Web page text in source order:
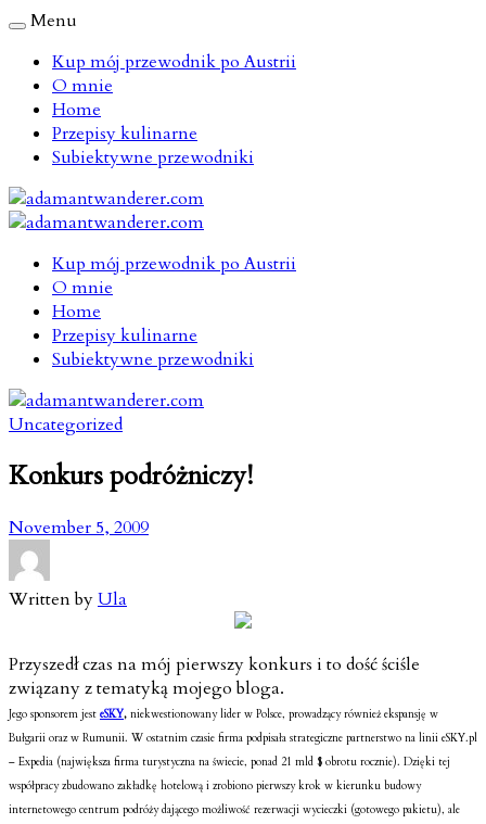
Menu
Kup mój przewodnik po Austrii
O mnie
Home
Przepisy kulinarne
Subiektywne przewodniki
Kup mój przewodnik po Austrii
O mnie
Home
Przepisy kulinarne
Subiektywne przewodniki
Uncategorized
Konkurs podróżniczy!
November 5, 2009
Written byUla
Przyszedł czas na mój pierwszy konkurs i to dość ściśle
związany z tematyką mojego bloga.
Jego sponsorem jest eSKY, niekwestionowany lider w Polsce, prowadzący również ekspansję w
Bułgarii oraz w Rumunii. W ostatnim czasie firma podpisała strategiczne partnerstwo na linii eSKY.pl
– Expedia (największa firma turystyczna na świecie, ponad 21 mld $ obrotu rocznie). Dzięki tej
współpracy zbudowano zakładkę hotelową i zrobiono pierwszy krok w kierunku budowy
internetowego centrum podróży dającego możliwość rezerwacji wycieczki (gotowego pakietu), ale